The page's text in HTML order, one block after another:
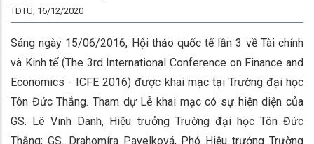
TDTU, 16/12/2020
Sáng ngày 15/06/2016, Hội thảo quốc tế lần 3 về Tài chính
và Kinh tế (The 3rd International Conference on Finance and
Economics - ICFE 2016) được khai mạc tại Trường đại học
Tôn Đức Thắng. Tham dự Lễ khai mạc có sự hiện diện của
GS. Lê Vinh Danh, Hiệu trưởng Trường đại học Tôn Đức
Thắng; GS. Drahomíra Pavelková, Phó Hiệu trưởng Trường